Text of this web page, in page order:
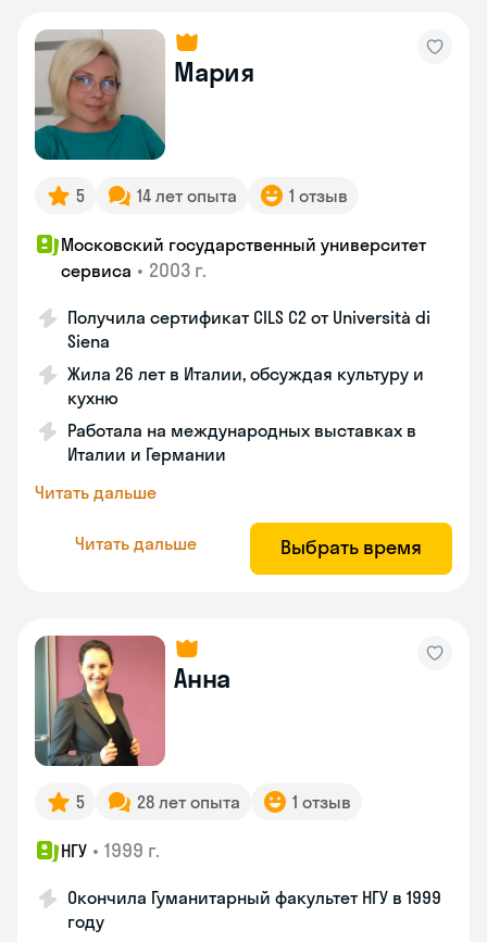
Мария
5 14 лет опыта 1 отзыв
Московский государственный университет
сервиса • 2003 г.
Получила сертификат CILS C2 от Università di
Siena
Жила 26 лет в Италии, обсуждая культуру и
кухню
Работала на международных выставках в
Италии и Германии
Читать дальше
Читать дальше Выбрать время
Анна
5 28 лет опыта 1 отзыв
НГУ • 1999 г.
Окончила Гуманитарный факультет НГУ в 1999
году